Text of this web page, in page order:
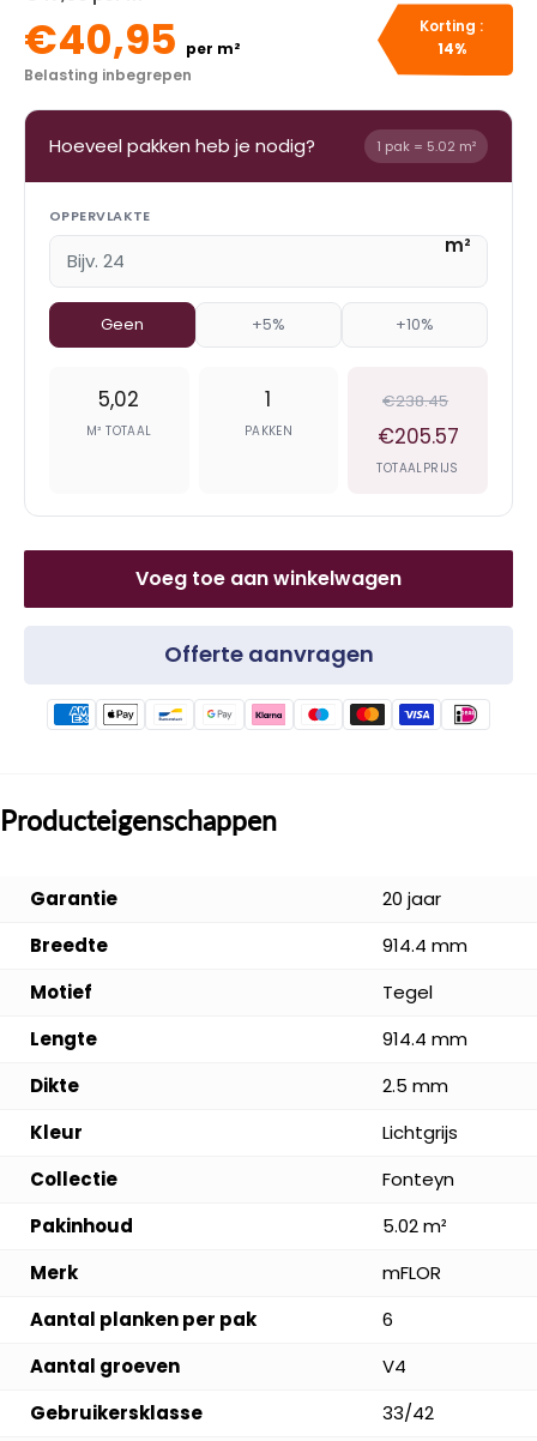
€40,95 per m²
Belasting inbegrepen
Korting :
14%
Hoeveel pakken heb je nodig? 1 pak = 5.02 m²
OPPERVLAKTE
m²
Geen +5% +10%
5,02
M² TOTAAL
1
PAKKEN
€238.45
€205.57
TOTAALPRIJS
Voeg toe aan winkelwagen
Offerte aanvragen
Producteigenschappen
Garantie
20 jaar
Breedte
914.4 mm
Motief
Tegel
Lengte
914.4 mm
Dikte
2.5 mm
Kleur
Lichtgrijs
Collectie
Fonteyn
Pakinhoud
5.02 m²
Merk
mFLOR
Aantal planken per pak
6
Aantal groeven
V4
Gebruikersklasse
33/42